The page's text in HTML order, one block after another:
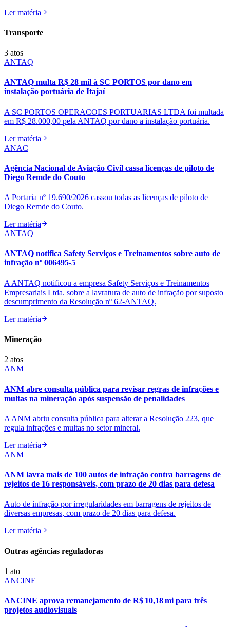
Ler matéria
Transporte
3 atos
ANTAQ
ANTAQ multa R$ 28 mil à SC PORTOS por dano em
instalação portuária de Itajaí
A SC PORTOS OPERACOES PORTUARIAS LTDA foi multada
em R$ 28.000,00 pela ANTAQ por dano a instalação portuária.
Ler matéria
ANAC
Agência Nacional de Aviação Civil cassa licenças de piloto de
Diego Remde do Couto
A Portaria nº 19.690/2026 cassou todas as licenças de piloto de
Diego Remde do Couto.
Ler matéria
ANTAQ
ANTAQ notifica Safety Serviços e Treinamentos sobre auto de
infração nº 006495-5
A ANTAQ notificou a empresa Safety Serviços e Treinamentos
Empresariais Ltda. sobre a lavratura de auto de infração por suposto
descumprimento da Resolução nº 62-ANTAQ.
Ler matéria
Mineração
2 atos
ANM
ANM abre consulta pública para revisar regras de infrações e
multas na mineração após suspensão de penalidades
A ANM abriu consulta pública para alterar a Resolução 223, que
regula infrações e multas no setor mineral.
Ler matéria
ANM
ANM lavra mais de 100 autos de infração contra barragens de
rejeitos de 16 responsáveis, com prazo de 20 dias para defesa
Auto de infração por irregularidades em barragens de rejeitos de
diversas empresas, com prazo de 20 dias para defesa.
Ler matéria
Outras agências reguladoras
1 ato
ANCINE
ANCINE aprova remanejamento de R$ 10,18 mi para três
projetos audiovisuais